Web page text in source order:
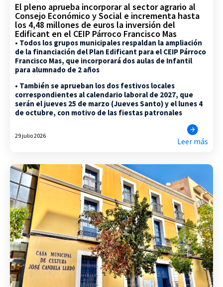
El pleno aprueba incorporar al sector agrario al
Consejo Económico y Social e incrementa hasta
los 4,48 millones de euros la inversión del
Edificant en el CEIP Párroco Francisco Mas
• Todos los grupos municipales respaldan la ampliación
de la financiación del Plan Edificant para el CEIP Párroco
Francisco Mas, que incorporará dos aulas de Infantil
para alumnado de 2 años
• También se aprueban los dos festivos locales
correspondientes al calendario laboral de 2027, que
serán el jueves 25 de marzo (Jueves Santo) y el lunes 4
de octubre, con motivo de las fiestas patronales
29 julio 2026
Leer más